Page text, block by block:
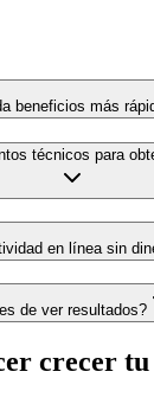
beneficios más
técnicos para
en línea sin
de ver resultados?
crecer